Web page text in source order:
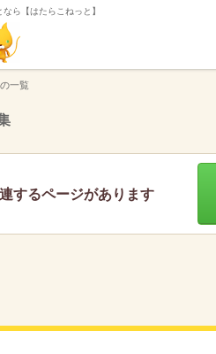
ら【はたらこねっと】
一覧
するページがあります